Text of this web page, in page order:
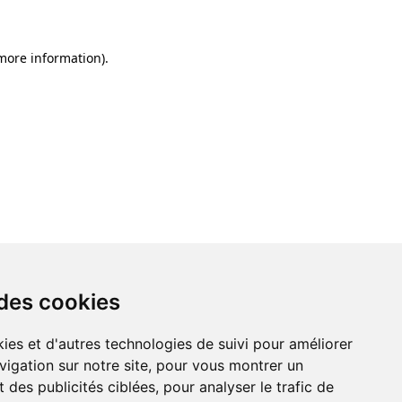
cookies
et d'autres technologies de suivi pour améliorer
sur notre site, pour vous montrer un
des publicités ciblées, pour analyser le trafic de
information).